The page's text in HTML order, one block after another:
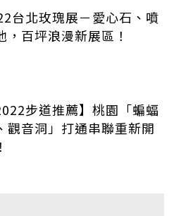
台北玫瑰展－愛心石、噴
，百坪浪漫新展區！
步道推薦】桃園「蝙蝠
觀音洞」打通串聯重新開